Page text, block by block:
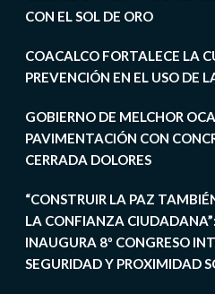
CON EL SOL DE ORO
COACALCO FORTALECE LA
PREVENCIÓN EN EL USO DE
GOBIERNO DE MELCHOR
PAVIMENTACIÓN CON
CERRADA DOLORES
“CONSTRUIR LA PAZ
LA CONFIANZA
INAUGURA 8º CONGRESO
SEGURIDAD Y PROXIMIDAD